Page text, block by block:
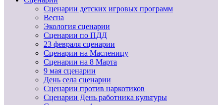
Сценарии детских игровых программ
Весна
Экология сценарии
Сценарии по ПДД
23 февраля сценарии
Сценарии на Масленицу
Сценарии на 8 Марта
9 мая сценарии
День села сценарии
Сценарии против наркотиков
Сценарии День работника культуры